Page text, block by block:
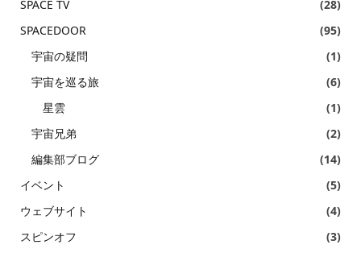
SPACE TV
(28)
SPACEDOOR
(95)
宇宙の疑問
(1)
宇宙を巡る旅
(6)
星雲
(1)
宇宙兄弟
(2)
編集部ブログ
(14)
イベント
(5)
ウェブサイト
(4)
スピンオフ
(3)